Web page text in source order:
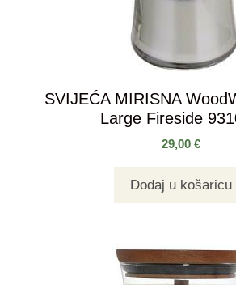
SVIJEĆA MIRISNA
Large Fireside
29,00 €
Dodaj u košaricu